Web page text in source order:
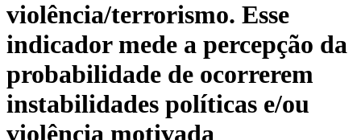
violência/terrorismo. Esse
indicador mede a percepção da
probabilidade de ocorrerem
instabilidades políticas e/ou
violência motivada